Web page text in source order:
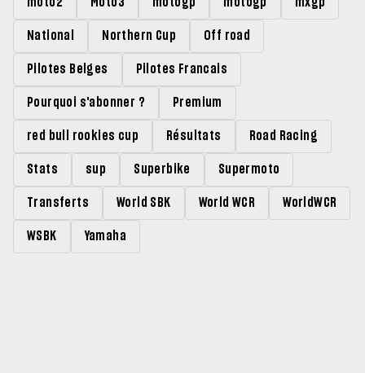
moto2 Moto3 motogp motogp mxgp
National Northern Cup Off road
Pilotes Belges Pilotes Francais
Pourquoi s'abonner ? Premium
red bull rookies cup Résultats Road Racing
Stats sup Superbike Supermoto
Transferts World SBK World WCR WorldWCR
WSBK Yamaha